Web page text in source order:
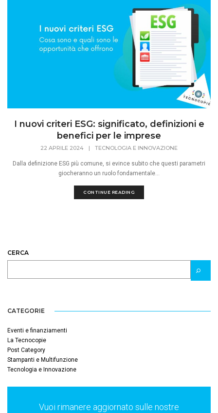
I nuovi criteri ESG: significato, definizioni e
benefici per le imprese
22 APRILE 2024 | TECNOLOGIA E INNOVAZIONE
Dalla definizione ESG più comune, si evince subito che questi parametri
giocheranno un ruolo fondamentale...
CONTINUE READING
CERCA
CATEGORIE
Eventi e finanziamenti
La Tecnocopie
Post Category
Stampanti e Multifunzione
Tecnologia e Innovazione
Vuoi rimanere aggiornato sulle nostre